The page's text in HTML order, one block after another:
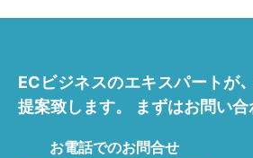
2025年7月 [1]
ECビジネスのエキスパートが､
提案致します。
まずはお問い合
お電話でのお問合せ